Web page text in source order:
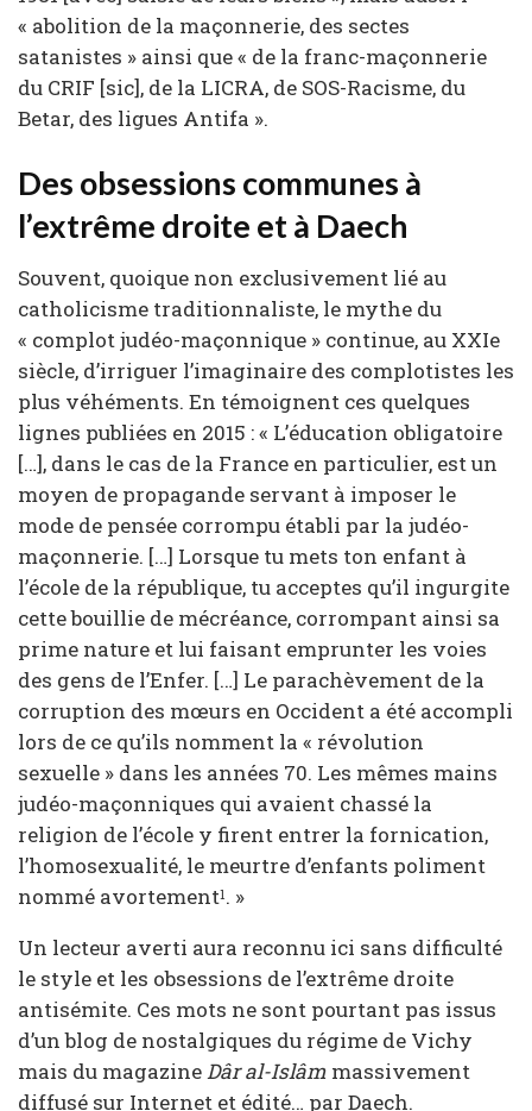
« abolition de la maçonnerie, des sectes
satanistes » ainsi que « de la franc-maçonnerie
du CRIF [sic], de la LICRA, de SOS-Racisme, du
Betar, des ligues Antifa ».
Des obsessions communes à
l’extrême droite et à Daech
Souvent, quoique non exclusivement lié au
catholicisme traditionnaliste, le mythe du
« complot judéo-maçonnique » continue, au XXIe
siècle, d’irriguer l’imaginaire des complotistes les
plus véhéments. En témoignent ces quelques
lignes publiées en 2015 : « L’éducation obligatoire
[…], dans le cas de la France en particulier, est un
moyen de propagande servant à imposer le
mode de pensée corrompu établi par la judéo-
maçonnerie. […] Lorsque tu mets ton enfant à
l’école de la répu­blique, tu acceptes qu’il ingurgite
cette bouillie de mécréance, corrompant ainsi sa
prime nature et lui faisant emprun­ter les voies
des gens de l’Enfer. […] Le parachèvement de la
corruption des mœurs en Occident a été accom­pli
lors de ce qu’ils nomment la « révo­lution
sexuelle » dans les années 70. Les mêmes mains
judéo-maçonniques qui avaient chassé la
religion de l’école y firent entrer la fornication,
l’homo­sexualité, le meurtre d’enfants poliment
nommé avortement1. »
Un lecteur averti aura reconnu ici sans difficulté
le style et les obsessions de l’extrême droite
antisémite. Ces mots ne sont pourtant pas issus
d’un blog de nostalgiques du régime de Vichy
mais du magazineDâr al-Islâm massivement
diffusé sur Internet et édité… par Daech.